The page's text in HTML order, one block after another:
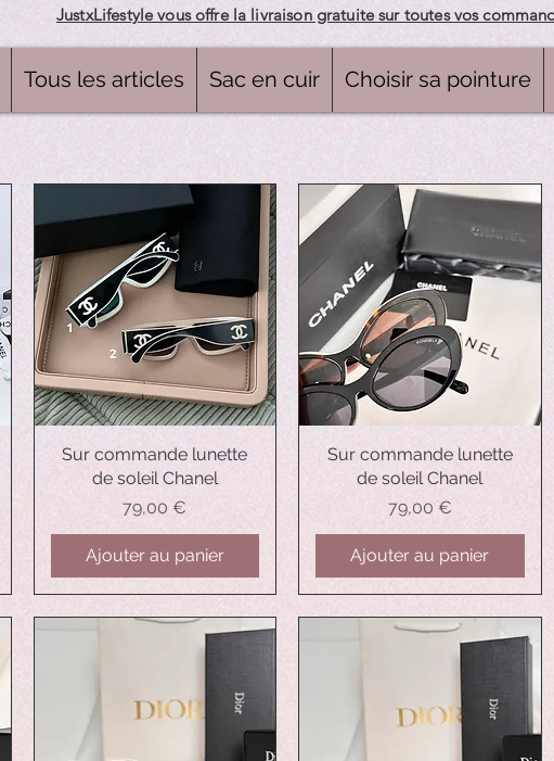
JustxLifestyle vous offre la livraison gratuite sur toutes vos
Tous les articles Sac en cuir Choisir sa pointure
Aperçu rapide
Sur commande lunette
de soleil Chanel
Prix
79,00 €
Ajouter au panier
Aperçu rapide
Sur commande lunette
de soleil Chanel
Prix
79,00 €
Ajouter au panier